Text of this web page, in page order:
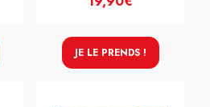
JE LE PRENDS !